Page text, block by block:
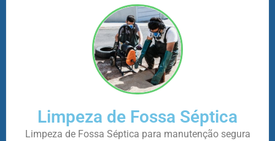
Limpeza de Fossa Séptica
Limpeza de Fossa Séptica para manutenção segura